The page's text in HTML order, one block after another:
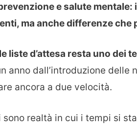
e salute
ma anche differenze che
liste d’attesa resta uno dei
anno dall’introduzione
ancora a due velocità.
sono realtà in cui i tempi si